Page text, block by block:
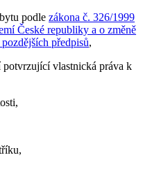
podlezákona č. 326/1999
České republiky a o změně
předpisů,
vlastnická práva k